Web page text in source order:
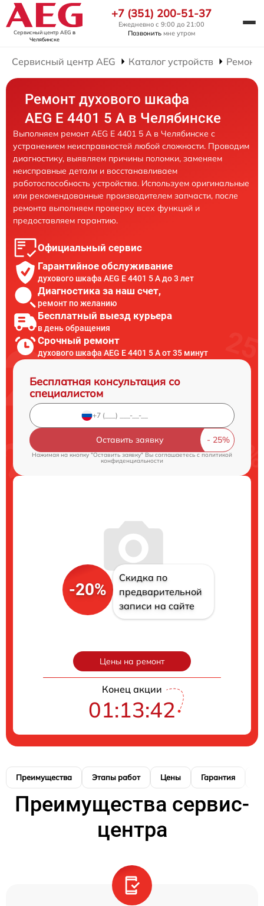
Сервисный центр AEG в
Челябинске
+7 (351) 200-51-37
Ежедневно с 9:00 до 21:00
Позвонить мне утром
Сервисный центр AEG Каталог устройств
Ремонт духового шкафа
AEG E 4401 5 A в Челябинске
Выполняем ремонт AEG E 4401 5 A в Челябинске с
устранением неисправностей любой сложности. Проводим
диагностику, выявляем причины поломки, заменяем
неисправные детали и восстанавливаем
работоспособность устройства. Используем оригинальные
или рекомендованные производителем запчасти, после
ремонта выполняем проверку всех функций и
предоставляем гарантию.
Официальный сервис
Гарантийное обслуживание
духового шкафа AEG E 4401 5 A до 3 лет
Диагностика за наш счет,
ремонт по желанию
Бесплатный выезд курьера
в день обращения
Срочный ремонт
духового шкафа AEG E 4401 5 A от 35 минут
Бесплатная консультация со
специалистом
Оставить заявку
Нажимая на кнопку "Оставить заявку" Вы соглашаетесь cполитикой
конфиденциальности
-20%
Скидка по
предварительной
записи на сайте
Цены на ремонт
Конец акции
01:13:41
Преимущества Этапы работ Цены Гарантия
Преимущества сервис-
центра